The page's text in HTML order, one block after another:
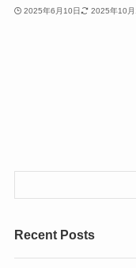
2025年6月10日 2025年10月
Recent Posts